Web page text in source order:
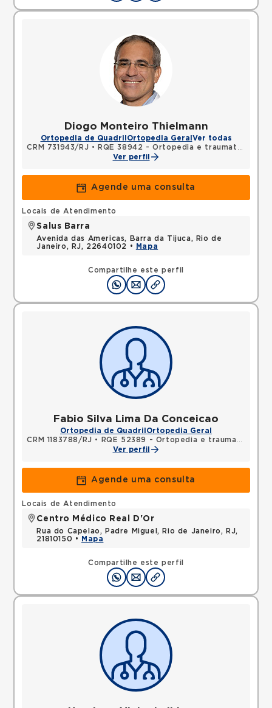
Diogo Monteiro Thielmann
Ortopedia de Quadril Ortopedia Geral Ver todas
CRM 731943/RJ •
RQE 38942 - Ortopedia e traumatologia
Ver perfil
Agende uma consulta
Compartilhe este perfil
Locais de Atendimento
Salus Barra
Avenida das Americas, Barra da Tijuca, Rio de
Janeiro, RJ, 22640102 •
Mapa
Fabio Silva Lima Da Conceicao
Ortopedia de Quadril Ortopedia Geral
CRM 1183788/RJ •
RQE 52389 - Ortopedia e traumatologia
Ver perfil
Agende uma consulta
Compartilhe este perfil
Locais de Atendimento
Centro Médico Real D'Or
Rua do Capelao, Padre Miguel, Rio de Janeiro, RJ,
21810150 •
Mapa